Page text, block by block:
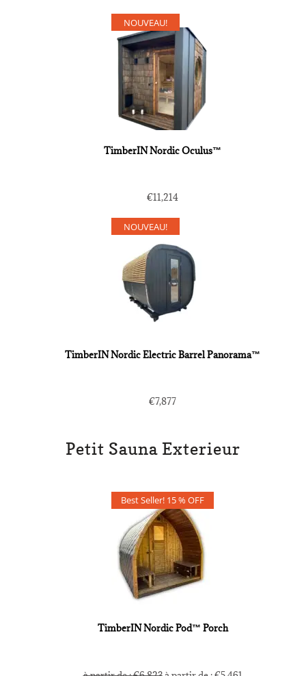
NOUVEAU!
TimberIN Nordic Oculus™
€11,214
NOUVEAU!
TimberIN Nordic Electric Barrel Panorama™
€7,877
Petit Sauna Exterieur
Best Seller! 15 % OFF
TimberIN Nordic Pod™ Porch